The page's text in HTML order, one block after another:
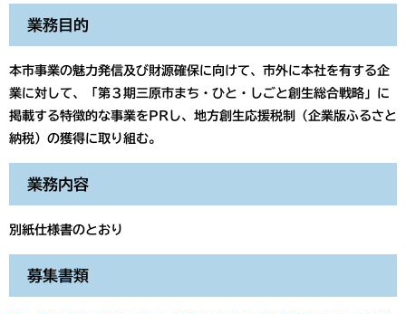
業務目的
本市事業の魅力発信及び財源確保に向けて、市外に本社を有する企
業に対して、「第３期三原市まち・ひと・しごと創生総合戦略」に
掲載する特徴的な事業をPRし、地方創生応援税制（企業版ふるさと
納税）の獲得に取り組む。
業務内容
別紙仕様書のとおり
募集書類